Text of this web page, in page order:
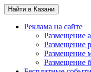
Найти в Казани
Реклама на сайте
Размещение
Размещение
Размещение
Размещение